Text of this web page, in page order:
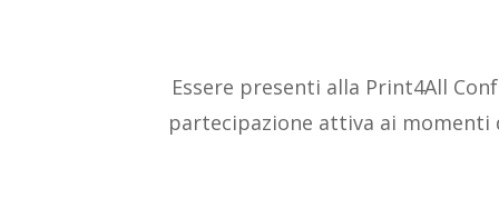
Essere presenti alla Print4All
partecipazione attiva ai